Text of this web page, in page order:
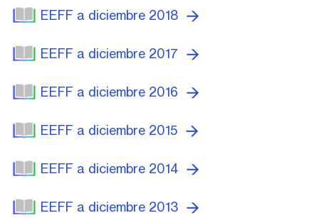
EEFF a diciembre 2018
EEFF a diciembre 2017
EEFF a diciembre 2016
EEFF a diciembre 2015
EEFF a diciembre 2014
EEFF a diciembre 2013